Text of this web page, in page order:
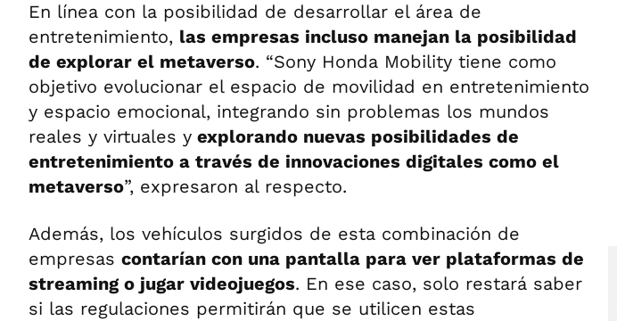
En línea con la posibilidad de desarrollar el área de
entretenimiento, las empresas incluso manejan la posibilidad
de explorar el metaverso. “Sony Honda Mobility tiene como
objetivo evolucionar el espacio de movilidad en entretenimiento
y espacio emocional, integrando sin problemas los mundos
reales y virtuales y explorando nuevas posibilidades de
entretenimiento a través de innovaciones digitales como el
metaverso”, expresaron al respecto.
Además, los vehículos surgidos de esta combinación de
empresas contarían con una pantalla para ver plataformas de
streaming o jugar videojuegos. En ese caso, solo restará saber
si las regulaciones permitirán que se utilicen estas